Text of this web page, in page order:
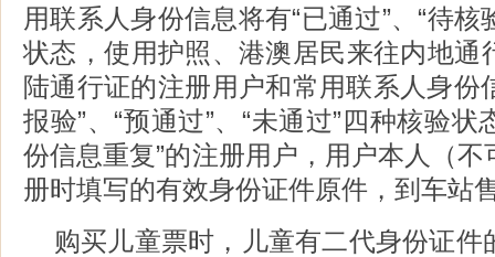
用联系人身份信息将有“已通过”、“待核
状态，使用护照、港澳居民来往内地通
陆通行证的注册用户和常用联系人身份
报验”、“预通过”、“未通过”四种核验状
份信息重复”的注册用户，用户本人（
册时填写的有效身份证件原件，到车站
购买儿童票时，儿童有二代身份证件